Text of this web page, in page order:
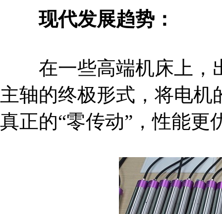
现代发展趋势：
在一些高端机床上，
主轴的终极形式，将电
真正的“零传动”，性能更